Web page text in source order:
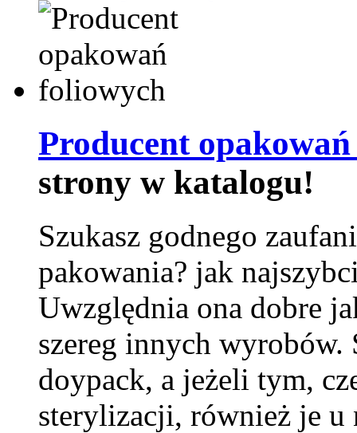
Producent
strony w katalogu!
Szukasz godnego
pakowania? jak
Uwzględnia ona dobre
szereg innych
doypack, a jeżeli tym,
sterylizacji, również je u